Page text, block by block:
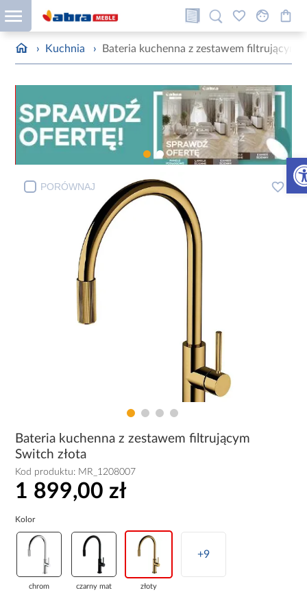
› Kuchnia › Bateria kuchenna z zestawem filtrującym
PORÓWNAJ
Bateria kuchenna z zestawem filtrującym
Switch złota
Kod produktu: MR_1208007
1 899,00 zł
Kolor
chrom czarny mat złoty
+9